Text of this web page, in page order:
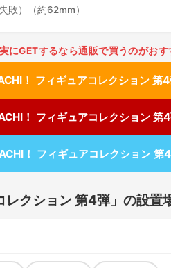
敗）（約62mm）
にGETするなら通販で買うのがおす
！ フィギュアコレクション 第
！ フィギュアコレクション 第
！ フィギュアコレクション 第
レクション 第4弾」の設置